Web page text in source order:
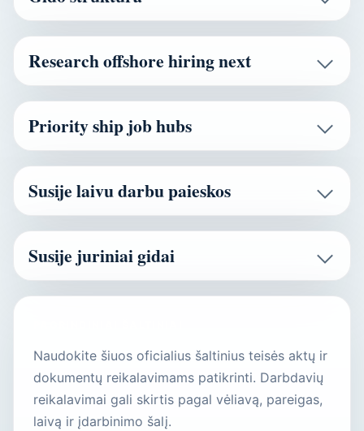
Research offshore hiring next
Priority ship job hubs
Susije laivu darbu paieskos
Susije juriniai gidai
Naudokite šiuos oficialius šaltinius teisės aktų ir
dokumentų reikalavimams patikrinti. Darbdavių
reikalavimai gali skirtis pagal vėliavą, pareigas,
laivą ir įdarbinimo šalį.